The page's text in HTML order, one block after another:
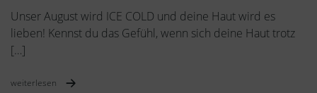
Unser August wird ICE COLD und deine Haut wird es
lieben! Kennst du das Gefühl, wenn sich deine Haut trotz
[…]
weiterlesen